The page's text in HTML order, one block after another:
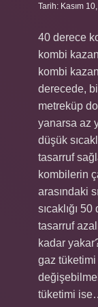
Tarih: Kasım
40 derece
kombi
kombi
derecede,
metreküp
yanarsa az
düşük
tasarruf
kombilerin
arasındaki
sıcaklığı
tasarruf
kadar
gaz tüketimi
tüketimi